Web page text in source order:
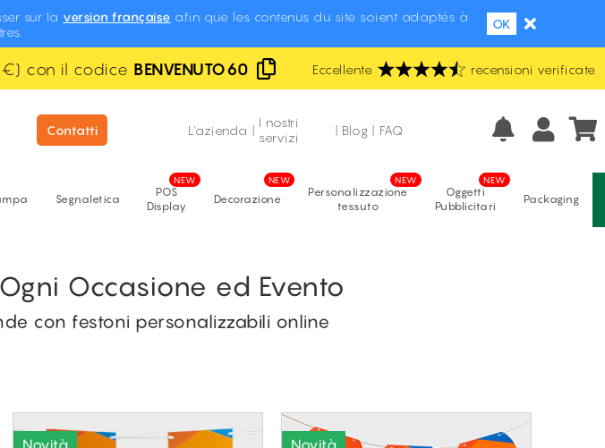
sur la version française afin que les contenus du site soient adaptés à
OK
con il codice BENVENUTO60 Fabbricazione italiana
Eccellente
recensioni verificate
Prezzi più bassi d'Italia
Contatti L'azienda | I nostri
servizi
| Blog | FAQ
Segnaletica
POS
Display
Decorazione
Personalizzazione
tessuto
Oggetti
Pubblicitari
Packaging
Occasione ed Evento
con festoni personalizzabili online